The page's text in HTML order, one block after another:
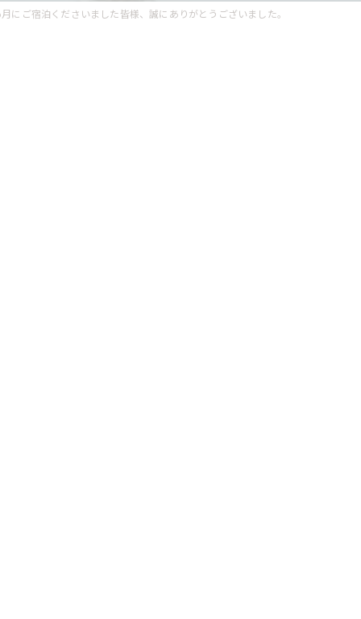
にご宿泊くださいました皆様、誠にありがとうございました。